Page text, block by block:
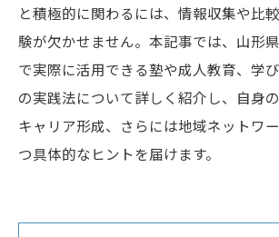
と積極的に関わるには、情報収集や比
験が欠かせません。本記事では、山形
で実際に活用できる塾や成人教育、学
の実践法について詳しく紹介し、自身
キャリア形成、さらには地域ネットワ
つ具体的なヒントを届けます。